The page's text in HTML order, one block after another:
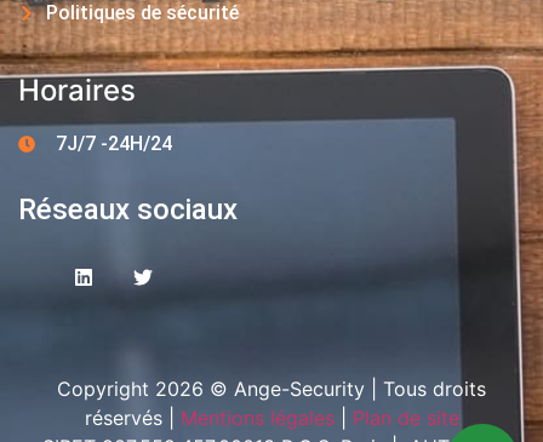
Politiques de sécurité
Horaires
7J/7 -24H/24
Réseaux sociaux
Copyright 2026 © Ange-Security | Tous droits
réservés | Mentions légales| Plan de site